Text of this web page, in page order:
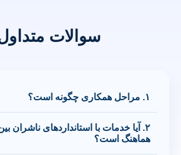
سوالات
۱. مراحل همکاری چگونه است؟
۲. آیا خدمات با استانداردهای ناشران
هماهنگ است؟